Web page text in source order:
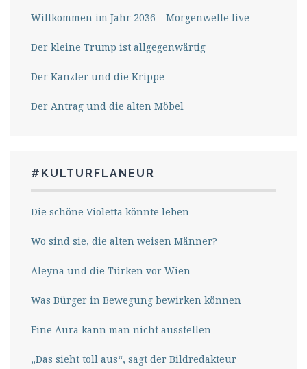
Willkommen im Jahr 2036 – Morgenwelle live
Der kleine Trump ist allgegenwärtig
Der Kanzler und die Krippe
Der Antrag und die alten Möbel
#KULTURFLANEUR
Die schöne Violetta könnte leben
Wo sind sie, die alten weisen Männer?
Aleyna und die Türken vor Wien
Was Bürger in Bewegung bewirken können
Eine Aura kann man nicht ausstellen
„Das sieht toll aus“, sagt der Bildredakteur